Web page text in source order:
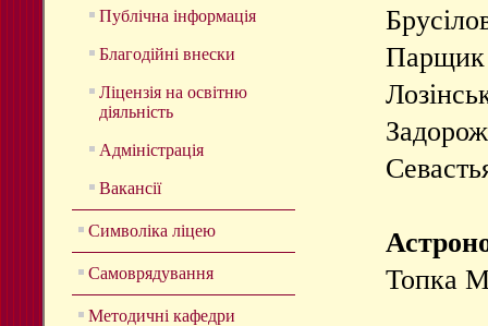
Публічна інформація
Благодійні внески
Ліцензія на освітню
діяльність
Адміністрація
Вакансії
Символіка ліцею
Самоврядування
Методичні кафедри
Парщик
Топка